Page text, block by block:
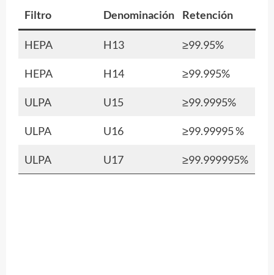
Filtro Denominación Retención
HEPA H13 ≥99.95%
HEPA H14 ≥99.995%
ULPA U15 ≥99.9995%
ULPA U16 ≥99.99995 %
ULPA U17 ≥99.999995%